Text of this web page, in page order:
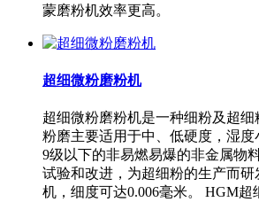
蒙磨粉机效率更高。
超细微粉磨粉机
超细微粉磨粉机是一种细粉及超
粉磨主要适用于中、低硬度，湿度
9级以下的非易燃易爆的非金属物
试验和改进，为超细粉的生产而
机，细度可达0.006毫米。 HGM超